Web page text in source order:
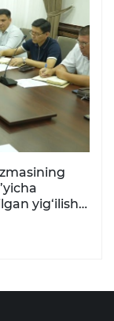
yig‘ilish